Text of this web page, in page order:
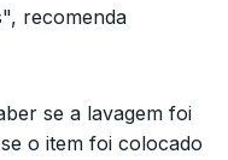
recomenda
se a lavagem foi
o item foi colocado